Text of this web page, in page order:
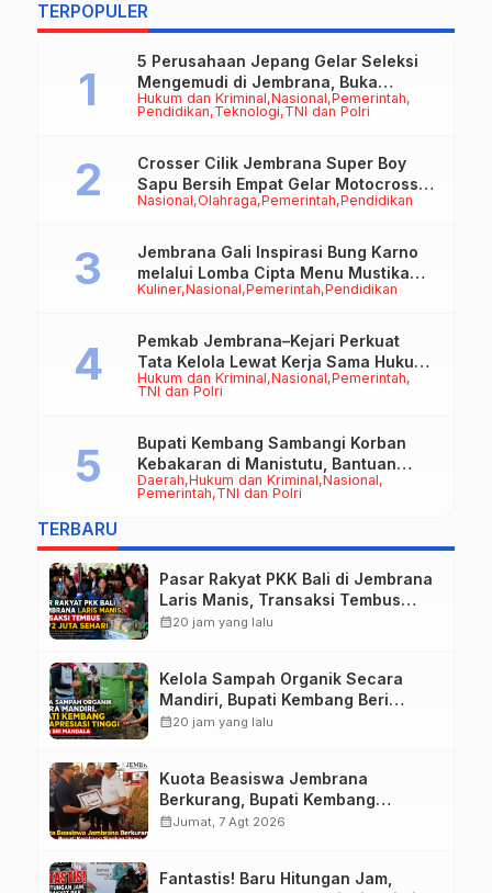
TERPOPULER
Hukum dan Kriminal Nasional Pemerintah
Pendidikan Teknologi TNI dan Polri
5 Perusahaan Jepang Gelar Seleksi
Mengemudi di Jembrana, Buka
Peluang Kerja bagi Calon PMI
Nasional Olahraga Pemerintah Pendidikan
Crosser Cilik Jembrana Super Boy
Sapu Bersih Empat Gelar Motocross
50cc
Kuliner Nasional Pemerintah Pendidikan
Jembrana Gali Inspirasi Bung Karno
melalui Lomba Cipta Menu Mustika
Rasa
Hukum dan Kriminal Nasional Pemerintah
TNI dan Polri
Pemkab Jembrana–Kejari Perkuat
Tata Kelola Lewat Kerja Sama Hukum
Datun
Daerah Hukum dan Kriminal Nasional
Pemerintah TNI dan Polri
Bupati Kembang Sambangi Korban
Kebakaran di Manistutu, Bantuan
Disalurkan untuk Ringankan Beban
TERBARU
Pasar Rakyat PKK Bali di Jembrana
Laris Manis, Transaksi Tembus
Rp.672 Juta Sehari
calendar_month20 jam yang lalu
Kelola Sampah Organik Secara
Mandiri, Bupati Kembang Beri
Apresiasi Tinggi Warga Sri
calendar_month20 jam yang lalu
Kuota Beasiswa Jembrana
Berkurang, Bupati Kembang
Siapkan Upaya Penambahan di
calendar_monthJumat, 7 Agt 2026
Fantastis! Baru Hitungan Jam,